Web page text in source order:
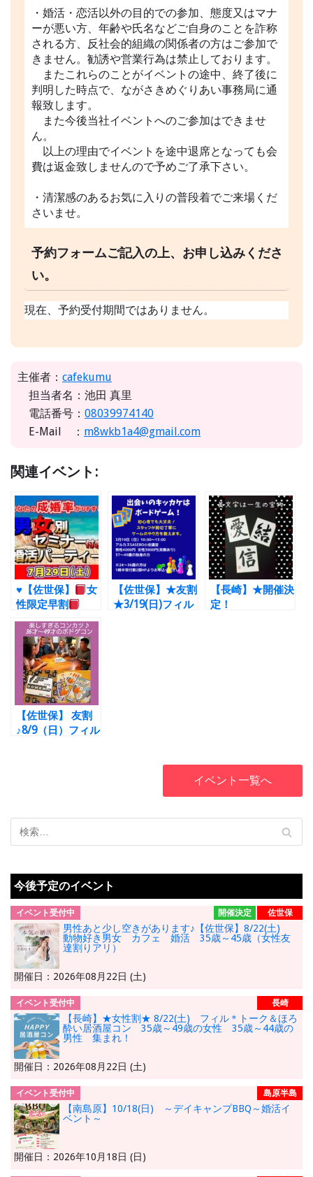
・婚活・恋活以外の目的での参加、態度又はマナ
ーが悪い方、年齢や氏名などご自身のことを詐称
される方、反社会的組織の関係者の方はご参加で
きません。勧誘や営業行為は禁止しております。
またこれらのことがイベントの途中、終了後に
判明した時点で、ながさきめぐりあい事務局に通
報致します。
また今後当社イベントへのご参加はできませ
ん。
以上の理由でイベントを途中退席となっても会
費は返金致しませんので予めご了承下さい。
・清潔感のあるお気に入りの普段着でご来場くだ
さいませ。
予約フォームご記入の上、お申し込みくださ
い。
現在、予約受付期間ではありません。
主催者： cafekumu
担当者名：池田 真里
電話番号： 08039974140
E-Mail ： m8wkb1a4@gmail.com
関連イベント:
♥ 【佐世保】
女
性限定早割
7/29（土）コレを
知ると成婚率が
UPする
40歳～
56歳☆男女別婚
活セミナー＆婚活
パーティー！
【佐世保】★友割
★3/19(日)フィル
【長崎】★開催決
定！
【佐世保】 友割
♪8/9（日）フィル
イベント一覧へ
今後予定のイベント
イベント受付中 開催決定 佐世保
男性あと少し空きがあります♪【佐世保】8/22(土)
動物好き男女 カフェ 婚活 35歳～45歳（女性友
達割りアリ）
開催日：2026年08月22日 (土)
イベント受付中 長崎
【長崎】★女性割★ 8/22(土) フィル＊トーク＆ほろ
酔い居酒屋コン 35歳～49歳の女性 35歳～44歳の
男性 集まれ！
開催日：2026年08月22日 (土)
イベント受付中 島原半島
【南島原】10/18(日) ～デイキャンプBBQ～婚活イ
ベント～
開催日：2026年10月18日 (日)